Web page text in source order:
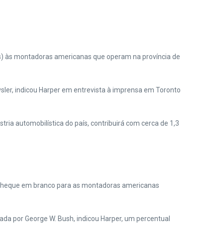
às montadoras americanas que operam na província de
indicou Harper em entrevista à imprensa em Toronto
automobilística do país, contribuirá com cerca de 1,3
em branco para as montadoras americanas
por George W. Bush, indicou Harper, um percentual